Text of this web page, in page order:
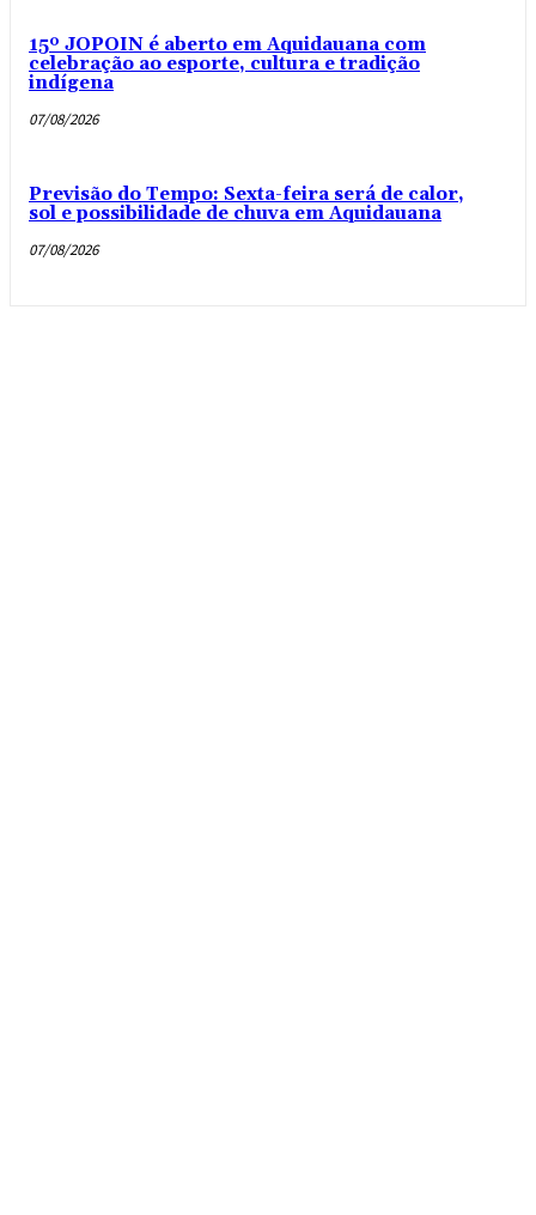
15º JOPOIN é aberto em Aquidauana com
celebração ao esporte, cultura e tradição
indígena
07/08/2026
Previsão do Tempo: Sexta-feira será de calor,
sol e possibilidade de chuva em Aquidauana
07/08/2026